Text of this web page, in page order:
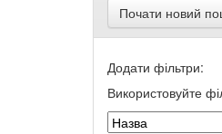
Почати новий
Додати фільтри:
Використовуйте